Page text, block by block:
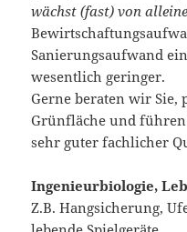
wächst (fast) von alleine
Sanierungsaufwand
wesentlich geringer.
Gerne beraten wir Sie,
Grünfläche und
sehr guter fachlicher
Ingenieurbiologie,
Z.B. Hangsicherung,